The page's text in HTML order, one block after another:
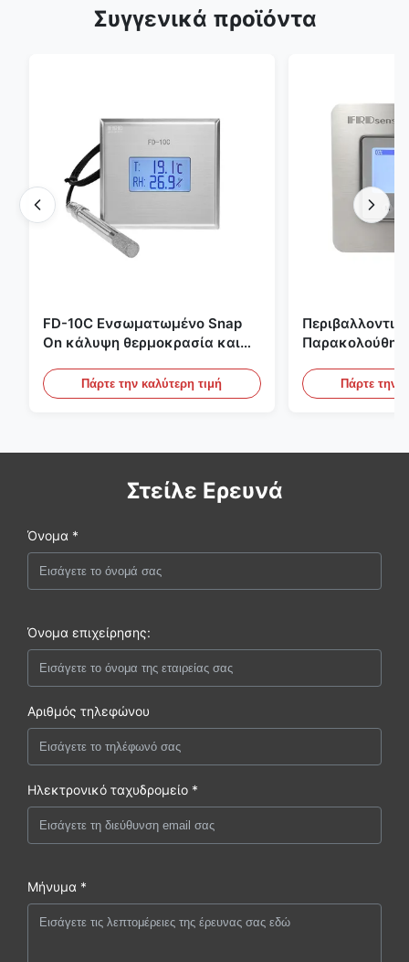
Συγγενικά προϊόντα
FD-10C Ενσωματωμένο Snap
On κάλυψη θερμοκρασία και
αντηλιακό οθόνη από
ανοξείδωτο χάλυβα
Πάρτε την καλύτερη τιμή
Ανοξείδωτο
20mA/RS485
Πάρτε την
Στείλε Ερευνά
Όνομα *
Όνομα επιχείρησης:
Αριθμός τηλεφώνου
Ηλεκτρονικό ταχυδρομείο *
Μήνυμα *